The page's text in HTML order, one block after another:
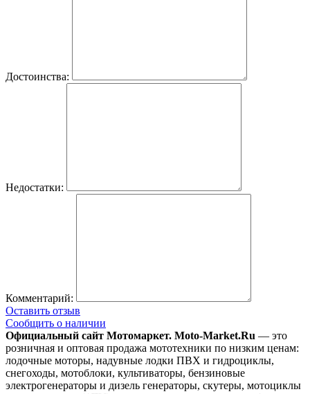
Достоинства:
Недостатки:
Комментарий:
Оставить отзыв
Сообщить о наличии
Официальный сайт Мотомаркет. Moto-Market.Ru — это
розничная и оптовая продажа мототехники по низким ценам:
лодочные моторы, надувные лодки ПВХ и гидроциклы,
снегоходы, мотоблоки, культиваторы, бензиновые
электрогенераторы и дизель генераторы, скутеры, мотоциклы